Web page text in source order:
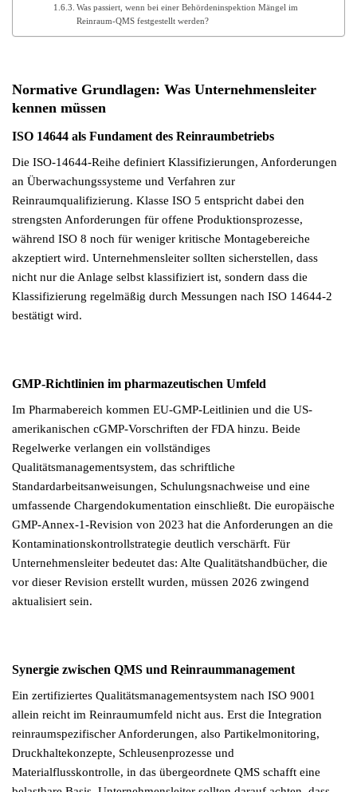
Was passiert, wenn bei einer Behördeninspektion Mängel im
Reinraum-QMS festgestellt werden?
Normative Grundlagen: Was Unternehmensleiter
kennen müssen
ISO 14644 als Fundament des Reinraumbetriebs
Die ISO-14644-Reihe definiert Klassifizierungen, Anforderungen
an Überwachungssysteme und Verfahren zur
Reinraumqualifizierung. Klasse ISO 5 entspricht dabei den
strengsten Anforderungen für offene Produktionsprozesse,
während ISO 8 noch für weniger kritische Montagebereiche
akzeptiert wird. Unternehmensleiter sollten sicherstellen, dass
nicht nur die Anlage selbst klassifiziert ist, sondern dass die
Klassifizierung regelmäßig durch Messungen nach ISO 14644-2
bestätigt wird.
GMP-Richtlinien im pharmazeutischen Umfeld
Im Pharmabereich kommen EU-GMP-Leitlinien und die US-
amerikanischen cGMP-Vorschriften der FDA hinzu. Beide
Regelwerke verlangen ein vollständiges
Qualitätsmanagementsystem, das schriftliche
Standardarbeitsanweisungen, Schulungsnachweise und eine
umfassende Chargendokumentation einschließt. Die europäische
GMP-Annex-1-Revision von 2023 hat die Anforderungen an die
Kontaminationskontrollstrategie deutlich verschärft. Für
Unternehmensleiter bedeutet das: Alte Qualitätshandbücher, die
vor dieser Revision erstellt wurden, müssen 2026 zwingend
aktualisiert sein.
Synergie zwischen QMS und Reinraummanagement
Ein zertifiziertes Qualitätsmanagementsystem nach ISO 9001
allein reicht im Reinraumumfeld nicht aus. Erst die Integration
reinraumspezifischer Anforderungen, also Partikelmonitoring,
Druckhaltekonzepte, Schleusenprozesse und
Materialflusskontrolle, in das übergeordnete QMS schafft eine